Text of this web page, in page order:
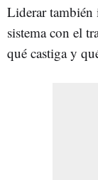
Liderar también
sistema con el
qué castiga y